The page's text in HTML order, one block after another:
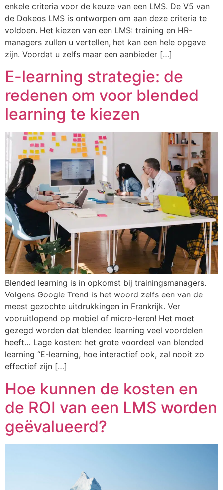
enkele criteria voor de keuze van een LMS. De V5 van
de Dokeos LMS is ontworpen om aan deze criteria te
voldoen. Het kiezen van een LMS: training en HR-
managers zullen u vertellen, het kan een hele opgave
zijn. Voordat u zelfs maar een aanbieder […]
E-learning strategie: de
redenen om voor blended
learning te kiezen
Blended learning is in opkomst bij trainingsmanagers.
Volgens Google Trend is het woord zelfs een van de
meest gezochte uitdrukkingen in Frankrijk. Ver
vooruitlopend op mobiel of micro-leren! Het moet
gezegd worden dat blended learning veel voordelen
heeft… Lage kosten: het grote voordeel van blended
learning “E-learning, hoe interactief ook, zal nooit zo
effectief zijn […]
Hoe kunnen de kosten en
de ROI van een LMS worden
geëvalueerd?